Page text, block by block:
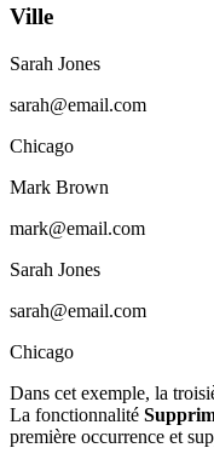
Ville
Sarah Jones
sarah@email.com
Chicago
Mark Brown
mark@email.com
Sarah Jones
sarah@email.com
Chicago
Dans cet exemple, la
La fonctionnalité
première occurrence et